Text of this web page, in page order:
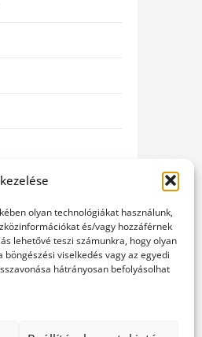
olyan technológiákat használunk,
és/vagy hozzáférnek
lehetővé teszi számunkra, hogy olyan
viselkedés vagy az egyedi
hátrányosan befolyásolhat